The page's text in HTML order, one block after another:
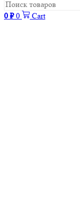
0 ₽ 0 Cart